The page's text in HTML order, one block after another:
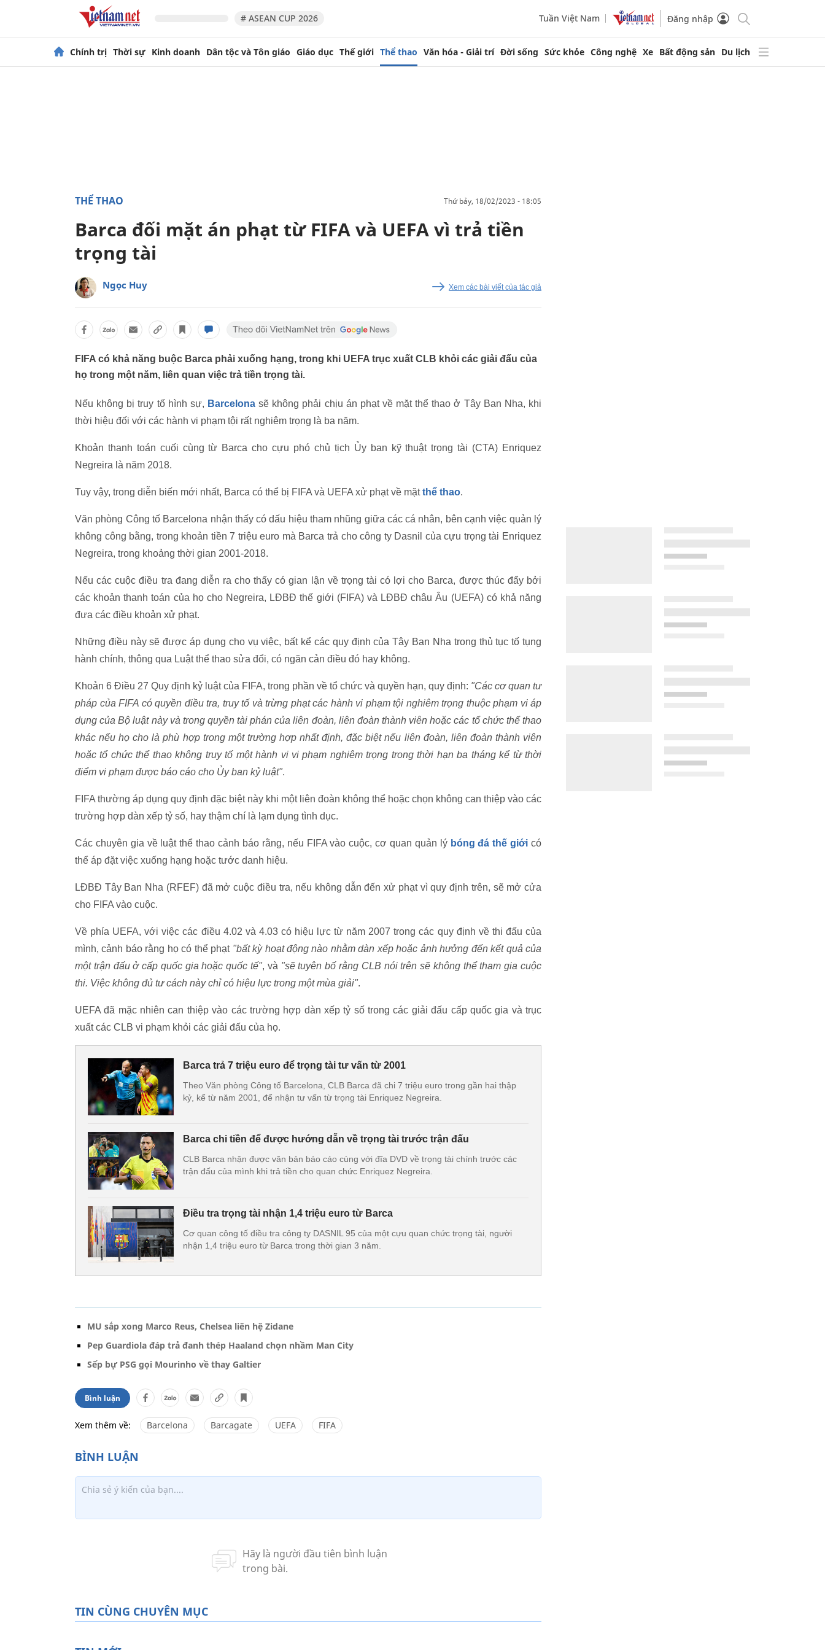
# ASEAN CUP 2026 Tuần Việt Nam Đăng nhập
Chính trị Thời sự Kinh doanh Dân tộc và Tôn giáo Giáo dục Thế giới Thể thao Văn hóa - Giải trí Đời sống Sức khỏe Công nghệ Xe Bất động sản Du lịch
THỂ THAO thứ bảy, 18/02/2023 - 18:05
Barca đối mặt án phạt từ FIFA và UEFA vì trả tiền
trọng tài
Ngọc Huy Xem các bài viết của tác giả
FIFA có khả năng buộc Barca phải xuống hạng, trong khi UEFA trục xuất CLB khỏi các giải đấu của
họ trong một năm, liên quan việc trả tiền trọng tài.
Nếu không bị truy tố hình sự, Barcelonasẽ không phải chịu án phạt về mặt thể thao ở Tây Ban Nha, khi
thời hiệu đối với các hành vi phạm tội rất nghiêm trọng là ba năm.
Khoản thanh toán cuối cùng từ Barca cho cựu phó chủ tịch Ủy ban kỹ thuật trọng tài (CTA) Enriquez
Negreira là năm 2018.
Tuy vậy, trong diễn biến mới nhất, Barca có thể bị FIFA và UEFA xử phạt về mặtthể thao.
Văn phòng Công tố Barcelona nhận thấy có dấu hiệu tham nhũng giữa các cá nhân, bên cạnh việc quản lý
không công bằng, trong khoản tiền 7 triệu euro mà Barca trả cho công ty Dasnil của cựu trọng tài Enriquez
Negreira, trong khoảng thời gian 2001-2018.
Nếu các cuộc điều tra đang diễn ra cho thấy có gian lận về trọng tài có lợi cho Barca, được thúc đẩy bởi
các khoản thanh toán của họ cho Negreira, LĐBĐ thế giới (FIFA) và LĐBĐ châu Âu (UEFA) có khả năng
đưa các điều khoản xử phạt.
Những điều này sẽ được áp dụng cho vụ việc, bất kể các quy định của Tây Ban Nha trong thủ tục tố tụng
hành chính, thông qua Luật thể thao sửa đổi, có ngăn cản điều đó hay không.
Khoản 6 Điều 27 Quy định kỷ luật của FIFA, trong phần về tổ chức và quyền hạn, quy định: "Các cơ quan tư
pháp của FIFA có quyền điều tra, truy tố và trừng phạt các hành vi phạm tội nghiêm trọng thuộc phạm vi áp
dụng của Bộ luật này và trong quyền tài phán của liên đoàn, liên đoàn thành viên hoặc các tổ chức thể thao
khác nếu họ cho là phù hợp trong một trường hợp nhất định, đặc biệt nếu liên đoàn, liên đoàn thành viên
hoặc tổ chức thể thao không truy tố một hành vi vi phạm nghiêm trọng trong thời hạn ba tháng kể từ thời
điểm vi phạm được báo cáo cho Ủy ban kỷ luật".
FIFA thường áp dụng quy định đặc biệt này khi một liên đoàn không thể hoặc chọn không can thiệp vào các
trường hợp dàn xếp tỷ số, hay thậm chí là lạm dụng tình dục.
Các chuyên gia về luật thể thao cảnh báo rằng, nếu FIFA vào cuộc, cơ quan quản lý bóng đá thế giới có
thể áp đặt việc xuống hạng hoặc tước danh hiệu.
LĐBĐ Tây Ban Nha (RFEF) đã mở cuộc điều tra, nếu không dẫn đến xử phạt vì quy định trên, sẽ mở cửa
cho FIFA vào cuộc.
Về phía UEFA, với việc các điều 4.02 và 4.03 có hiệu lực từ năm 2007 trong các quy định về thi đấu của
mình, cảnh báo rằng họ có thể phạt "bất kỳ hoạt động nào nhằm dàn xếp hoặc ảnh hưởng đến kết quả của
một trận đấu ở cấp quốc gia hoặc quốc tế", và "sẽ tuyên bố rằng CLB nói trên sẽ không thể tham gia cuộc
thi. Việc không đủ tư cách này chỉ có hiệu lực trong một mùa giải".
UEFA đã mặc nhiên can thiệp vào các trường hợp dàn xếp tỷ số trong các giải đấu cấp quốc gia và trục
xuất các CLB vi phạm khỏi các giải đấu của họ.
Barca trả 7 triệu euro để trọng tài tư vấn từ 2001
Theo Văn phòng Công tố Barcelona, CLB Barca đã chi 7 triệu euro trong gần hai thập
kỷ, kể từ năm 2001, để nhận tư vấn từ trọng tài Enriquez Negreira.
Barca chi tiền để được hướng dẫn về trọng tài trước trận đấu
CLB Barca nhận được văn bản báo cáo cùng với đĩa DVD về trọng tài chính trước các
trận đấu của mình khi trả tiền cho quan chức Enriquez Negreira.
Điều tra trọng tài nhận 1,4 triệu euro từ Barca
Cơ quan công tố điều tra công ty DASNIL 95 của một cựu quan chức trọng tài, người
nhận 1,4 triệu euro từ Barca trong thời gian 3 năm.
MU sắp xong Marco Reus, Chelsea liên hệ Zidane
Pep Guardiola đáp trả đanh thép Haaland chọn nhầm Man City
Sếp bự PSG gọi Mourinho về thay Galtier
Bình luận
Xem thêm về: Barcelona Barcagate UEFA FIFA
TIN CÙNG CHUYÊN MỤC